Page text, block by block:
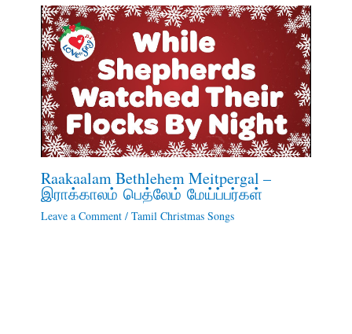
Raakaalam Bethlehem Meitpergal –
இராக்காலம் பெத்லேம் மேய்ப்பர்கள்
Leave a Comment / Tamil Christmas Songs